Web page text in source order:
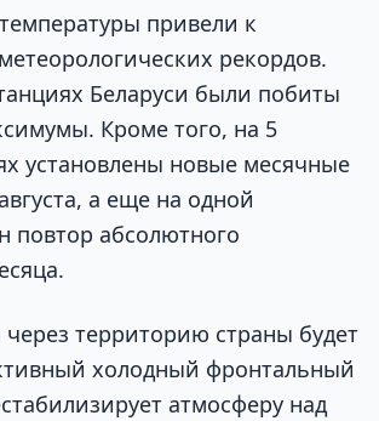
привели к
рекордов.
Беларуси были побиты
Кроме того, на 5
установлены новые месячные
а еще на одной
повтор абсолютного
через территорию страны будет
холодный фронтальный
атмосферу над